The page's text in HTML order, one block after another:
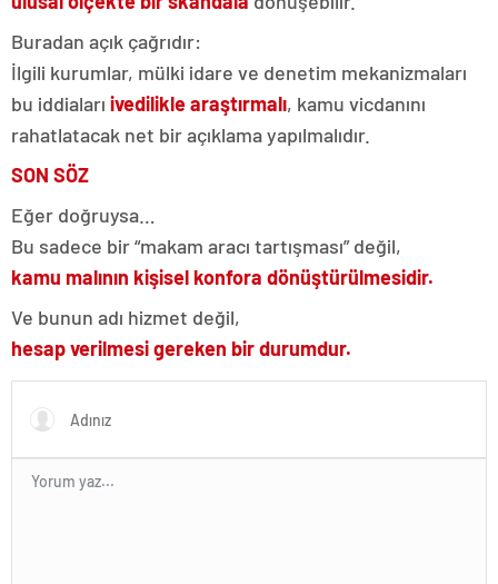
Buradan açık çağrıdır:
İlgili kurumlar, mülki idare ve denetim mekanizmaları
bu iddiaları ivedilikle araştırmalı, kamu vicdanını
rahatlatacak net bir açıklama yapılmalıdır.
SON SÖZ
Eğer doğruysa…
Bu sadece bir “makam aracı tartışması” değil,
kamu malının kişisel konfora dönüştürülmesidir.
Ve bunun adı hizmet değil,
hesap verilmesi gereken bir durumdur.